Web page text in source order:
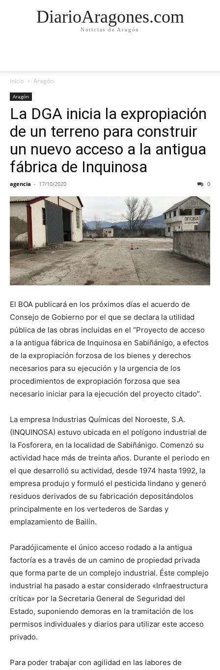
DiarioAragones.com
Noticias de Aragón
Inicio Aragón
Aragón
La DGA inicia la expropiación
de un terreno para construir
un nuevo acceso a la antigua
fábrica de Inquinosa
agencia - 17/10/2020 0
El BOA publicará en los próximos días el acuerdo de
Consejo de Gobierno por el que se declara la utilidad
pública de las obras incluidas en el “Proyecto de acceso
a la antigua fábrica de Inquinosa en Sabiñánigo, a efectos
de la expropiación forzosa de los bienes y derechos
necesarios para su ejecución y la urgencia de los
procedimientos de expropiación forzosa que sea
necesario iniciar para la ejecución del proyecto citado”.
La empresa Industrias Químicas del Noroeste, S.A.
(INQUINOSA) estuvo ubicada en el polígono industrial de
la Fosforera, en la localidad de Sabiñánigo. Comenzó su
actividad hace más de treinta años. Durante el periodo en
el que desarrolló su actividad, desde 1974 hasta 1992, la
empresa produjo y formuló el pesticida lindano y generó
residuos derivados de su fabricación depositándolos
principalmente en los vertederos de Sardas y
emplazamiento de Bailín.
Paradójicamente el único acceso rodado a la antigua
factoría es a través de un camino de propiedad privada
que forma parte de un complejo industrial. Éste complejo
industrial ha pasado a estar considerado «Infraestructura
crítica» por la Secretaria General de Seguridad del
Estado, suponiendo demoras en la tramitación de los
permisos individuales y diarios para utilizar este acceso
privado.
Para poder trabajar con agilidad en las labores de